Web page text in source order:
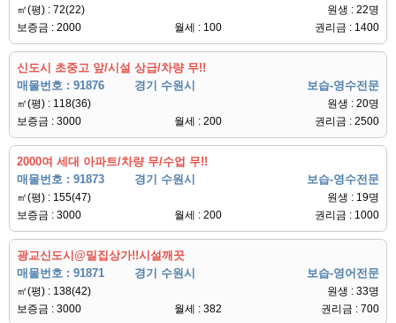
㎡(평) : 72(22)
원생 : 22명
보증금 : 2000
월세 : 100 권리금 : 1400
신도시 초중고 앞/시설 상급/차량 무!!
매물번호 : 91876
경기 수원시 보습-영수전문
㎡(평) : 118(36)
원생 : 20명
보증금 : 3000
월세 : 200 권리금 : 2500
2000여 세대 아파트/차량 무/수업 무!!
매물번호 : 91873
경기 수원시 보습-영수전문
㎡(평) : 155(47)
원생 : 19명
보증금 : 3000
월세 : 200 권리금 : 1000
광교신도시@밀집상가!!시설깨끗
매물번호 : 91871
경기 수원시 보습-영어전문
㎡(평) : 138(42)
원생 : 33명
보증금 : 3000
월세 : 382 권리금 : 700